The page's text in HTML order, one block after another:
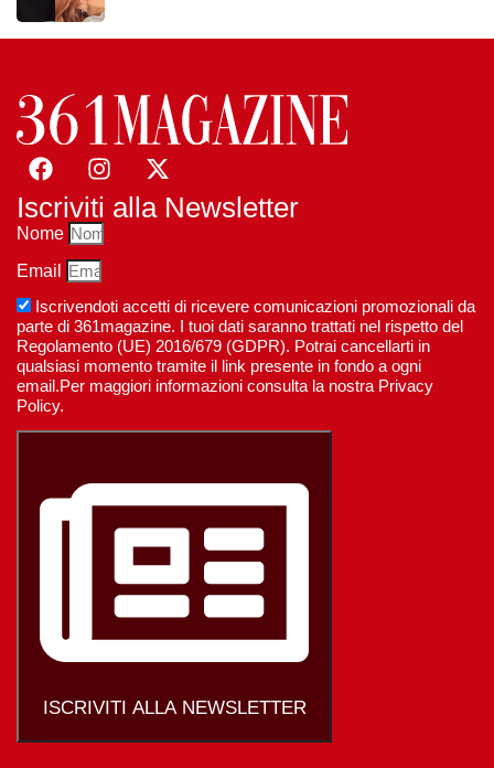
Iscriviti alla Newsletter
Nome
Email
Iscrivendoti accetti di ricevere comunicazioni promozionali da
parte di 361magazine. I tuoi dati saranno trattati nel rispetto del
Regolamento (UE) 2016/679 (GDPR). Potrai cancellarti in
qualsiasi momento tramite il link presente in fondo a ogni
email.Per maggiori informazioni consulta la nostra Privacy
Policy.
ISCRIVITI ALLA NEWSLETTER